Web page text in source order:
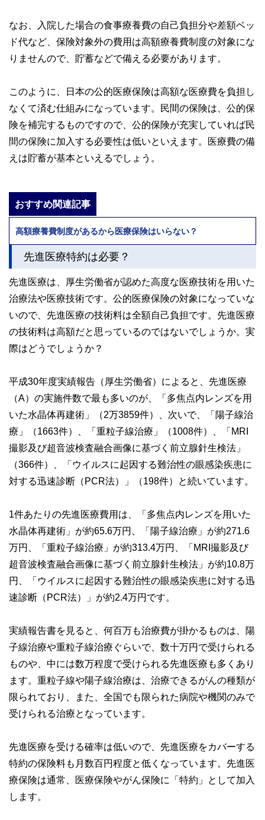
なお、入院した場合の食事療養費の自己負担分や差額ベッ
ド代など、保険対象外の費用は高額療養費制度の対象にな
りませんので、貯蓄などで備える必要があります。
このように、日本の公的医療保険は高額な医療費を負担し
なくて済む仕組みになっています。民間の保険は、公的保
険を補完するものですので、公的保険が充実していれば民
間の保険に加入する必要性は低いといえます。医療費の備
えは貯蓄が基本といえるでしょう。
おすすめ関連記事
高額療養費制度があるから医療保険はいらない？
先進医療特約は必要？
先進医療は、厚生労働省が認めた高度な医療技術を用いた
治療法や医療技術です。公的医療保険の対象になっていな
いので、先進医療の技術料は全額自己負担です。先進医療
の技術料は高額だと思っているのではないでしょうか。実
際はどうでしょうか？
平成30年度実績報告（厚生労働省）によると、先進医療
（A）の実施件数で最も多いのが、「多焦点内レンズを用
いた水晶体再建術」（2万3859件）、次いで、「陽子線治
療」（1663件）、「重粒子線治療」（1008件）、「MRI
撮影及び超音波検査融合画像に基づく前立腺針生検法」
（366件）、「ウイルスに起因する難治性の眼感染疾患に
対する迅速診断（PCR法）」（198件）と続いています。
1件あたりの先進医療費用は、「多焦点内レンズを用いた
水晶体再建術」が約65.6万円、「陽子線治療」が約271.6
万円、「重粒子線治療」が約313.4万円、「MRI撮影及び
超音波検査融合画像に基づく前立腺針生検法」が約10.8万
円、「ウイルスに起因する難治性の眼感染疾患に対する迅
速診断（PCR法）」が約2.4万円です。
実績報告書を見ると、何百万も治療費が掛かるものは、陽
子線治療や重粒子線治療ぐらいで、数十万円で受けられる
ものや、中には数万程度で受けられる先進医療も多くあり
ます。重粒子線や陽子線治療は、治療できるがんの種類が
限られており、また、全国でも限られた病院や機関のみで
受けられる治療となっています。
先進医療を受ける確率は低いので、先進医療をカバーする
特約の保険料も月数百円程度と低くなっています。先進医
療保険は通常、医療保険やがん保険に「特約」として加入
します。